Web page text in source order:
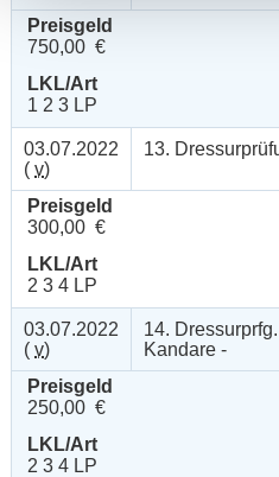
Preisgeld
750,00 €
LKL/Art
1 2 3 LP
03.07.2022
( v)
13.
Preisgeld
300,00 €
LKL/Art
2 3 4 LP
03.07.2022
( v)
14.
Kandare -
Preisgeld
250,00 €
LKL/Art
2 3 4 LP